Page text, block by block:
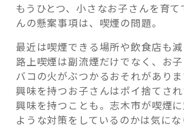
もうひとつ、小さなお子さんを育て
んの懸案事項は、喫煙の問題。
最近は喫煙できる場所や飲食店も減
路上喫煙は副流煙だけでなく、お
バコの火がぶつかるおそれがあり
興味を持つお子さんはポイ捨てさ
興味を持つことも。志木市が喫煙
ような対策をしているのかは気に